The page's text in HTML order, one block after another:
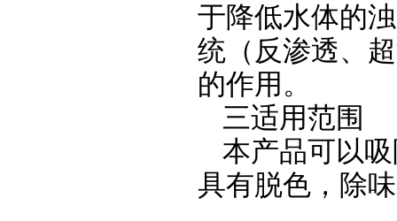
于降低水体的
统（反渗透、
的作用。
三适用范围
本产品可以
具有脱色，除